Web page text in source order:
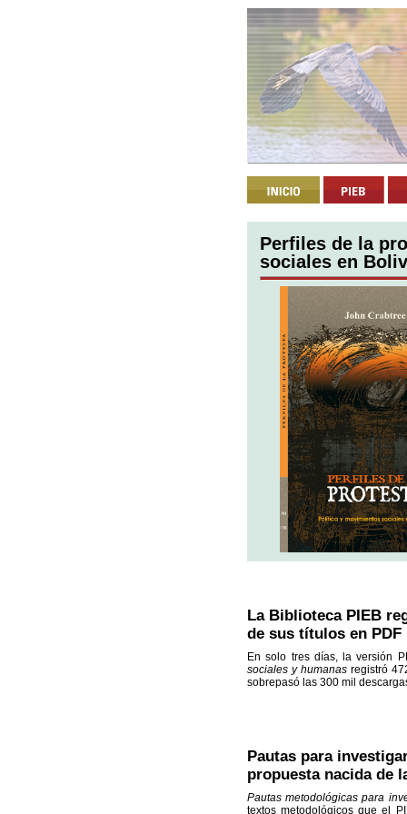
Perfiles de la
sociales en
La Biblioteca PIEB
de sus títulos en PDF
En solo tres días, la versión
sociales y humanasregistró
sobrepasó las 300 mil
Pautas para
propuesta nacida de
Pautas metodológicas para
textos metodológicos que el